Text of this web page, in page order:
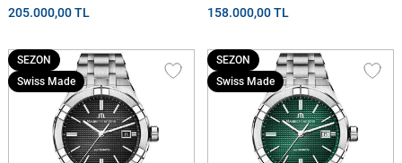
Saati
205.000,00 TL
Saati
158.000,00 TL
SEZON
Swiss Made
SEZON
Swiss Made